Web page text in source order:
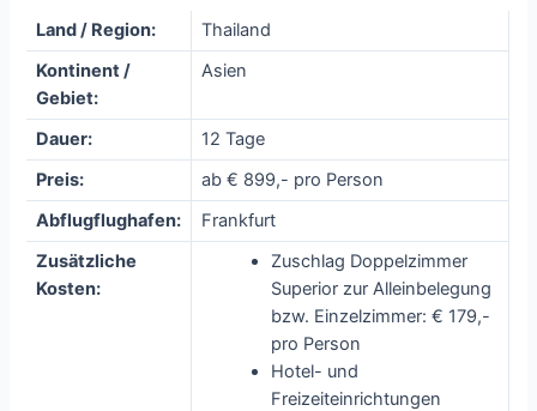
Land / Region:
Thailand
Kontinent /
Gebiet:
Asien
Dauer:
12 Tage
Preis:
ab € 899,- pro Person
Abflugflughafen:
Frankfurt
Zusätzliche
Kosten:
Zuschlag Doppelzimmer
Superior zur Alleinbelegung
bzw. Einzelzimmer: € 179,-
pro Person
Hotel- und
Freizeiteinrichtungen